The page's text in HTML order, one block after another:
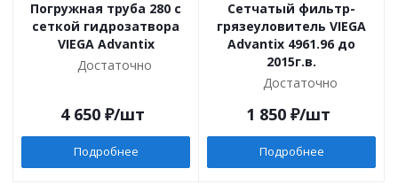
Погружная труба 280 с
сеткой гидрозатвора
VIEGA Advantix
Достаточно
4 650 ₽/шт
Подробнее
Cетчатый фильтр-
грязеуловитель VIEGA
Advantix 4961.96 до
2015г.в.
Достаточно
1 850 ₽/шт
Подробнее